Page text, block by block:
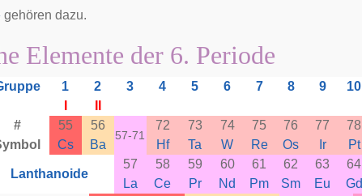
gehören dazu.
Elemente der 6. Periode
1 2 3 4 5 6 7 8 9 10
#
55
Cs
56
Ba
57-71
72
Hf
73
Ta
74
W
75
Re
76
Os
77
Ir
78
Pt
Lanthanoide
57
La
58
Ce
59
Pr
60
Nd
61
Pm
62
Sm
63
Eu
64
Gd